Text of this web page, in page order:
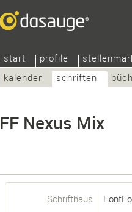
start profile
kalender
schriften
FF Nexus Mix
Schrifthaus